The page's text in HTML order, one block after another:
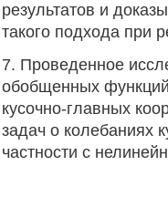
результатов и
такого подхода при
7. Проведенное
обобщенных
кусочно-главных
задач о колебаниях
частности с